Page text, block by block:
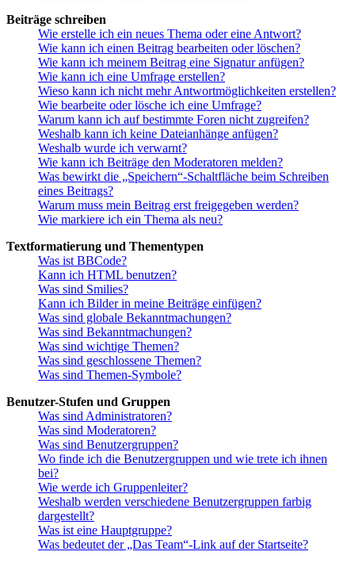
Beiträge schreiben
Wie erstelle ich ein neues Thema oder eine Antwort?
Wie kann ich einen Beitrag bearbeiten oder löschen?
Wie kann ich meinem Beitrag eine Signatur anfügen?
Wie kann ich eine Umfrage erstellen?
Wieso kann ich nicht mehr Antwortmöglichkeiten erstellen?
Wie bearbeite oder lösche ich eine Umfrage?
Warum kann ich auf bestimmte Foren nicht zugreifen?
Weshalb kann ich keine Dateianhänge anfügen?
Weshalb wurde ich verwarnt?
Wie kann ich Beiträge den Moderatoren melden?
Was bewirkt die „Speichern“-Schaltfläche beim Schreiben
eines Beitrags?
Warum muss mein Beitrag erst freigegeben werden?
Wie markiere ich ein Thema als neu?
Textformatierung und Thementypen
Was ist BBCode?
Kann ich HTML benutzen?
Was sind Smilies?
Kann ich Bilder in meine Beiträge einfügen?
Was sind globale Bekanntmachungen?
Was sind Bekanntmachungen?
Was sind wichtige Themen?
Was sind geschlossene Themen?
Was sind Themen-Symbole?
Benutzer-Stufen und Gruppen
Was sind Administratoren?
Was sind Moderatoren?
Was sind Benutzergruppen?
Wo finde ich die Benutzergruppen und wie trete ich ihnen
bei?
Wie werde ich Gruppenleiter?
Weshalb werden verschiedene Benutzergruppen farbig
dargestellt?
Was ist eine Hauptgruppe?
Was bedeutet der „Das Team“-Link auf der Startseite?